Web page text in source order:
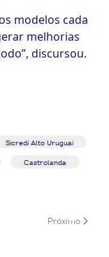
modelos cada
melhorias
discursou.
Sicredi Alto Uruguai
Castrolanda
em 2022Próximo
Próximo